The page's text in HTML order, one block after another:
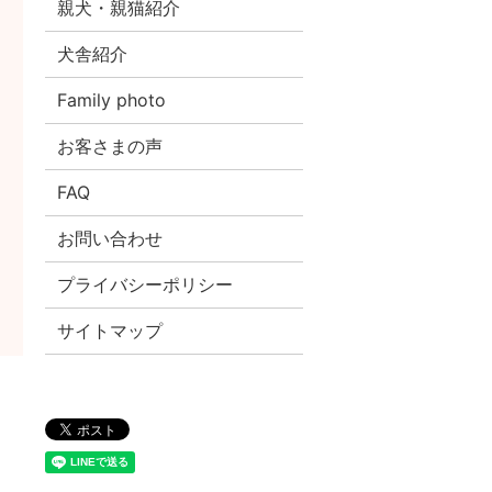
親犬・親猫紹介
犬舎紹介
Family photo
お客さまの声
FAQ
お問い合わせ
プライバシーポリシー
サイトマップ